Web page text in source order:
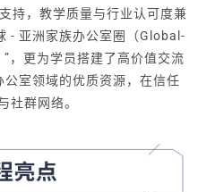
持，教学质量与行业认可度兼
- 亚洲家族办公室圈（Global-
更为学员搭建了高价值交流
室领域的优质资源，在信任
社群网络。